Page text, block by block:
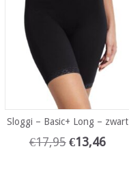
Sloggi – Basic+ Long – zwart
€17,95 €13,46